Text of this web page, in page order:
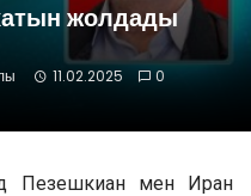
жолдады
11.02.2025 0
Пезешкиан мен Иран